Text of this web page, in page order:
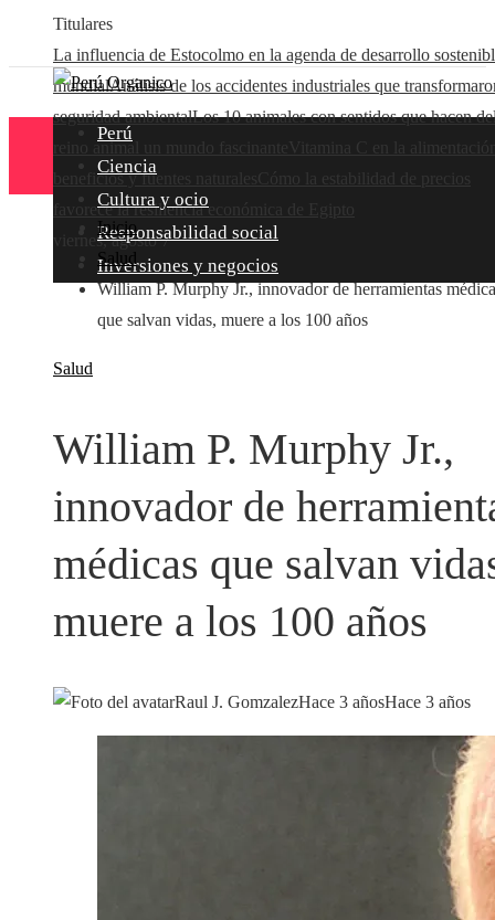
Titulares
La influencia de Estocolmo en la agenda de desarrollo
mundialAnálisis de los accidentes industriales que
seguridad ambientalLos 10 animales con sentidos que hacen
reino animal un mundo fascinante
beneficios y fuentes naturales
favorece la resiliencia económica de Egipto
viernes, agosto 7
Perú
Ciencia
Cultura y ocio
Responsabilidad social
Inversiones y negocios
Inicio
Salud
William P. Murphy Jr., innovador de herramientas
que salvan vidas, muere a los 100 años
Salud
William P. Murphy Jr.,
innovador de
médicas que salvan
muere a los 100 años
Raul J. GomzalezHace 3 añosHace 3 años